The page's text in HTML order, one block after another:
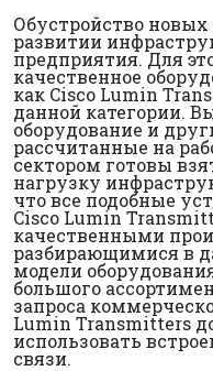
Обустройство
развитии
предприятия. Для
качественное
как Cisco Lumin
данной категории.
оборудование и
рассчитанные на
сектором готовы
нагрузку
что все подобные
Cisco Lumin
качественными
разбирающимися в
модели
большого
запроса
Lumin Transmitters
использовать
связи.